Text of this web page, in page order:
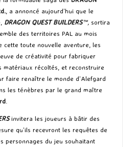
a annoncé aujourd’hui que le
DRAGON QUEST BUILDERS™, sortira
des territoires PAL au mois
cette toute nouvelle aventure, les
de créativité pour fabriquer
matériaux récoltés, et reconstruire
faire renaître le monde d’Alefgard
les ténèbres par le grand maître
invitera les joueurs à bâtir des
qu’ils recevront les requêtes de
personnages du jeu souhaitant